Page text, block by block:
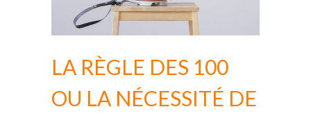
LA RÈGLE DES 100
OU LA NÉCESSITÉ DE